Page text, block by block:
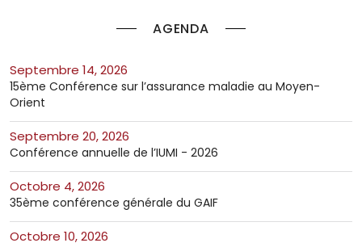
AGENDA
septembre 14, 2026
15ème Conférence sur l’assurance maladie au Moyen-
Orient
septembre 20, 2026
Conférence annuelle de l’IUMI - 2026
octobre 4, 2026
35ème conférence générale du GAIF
octobre 10, 2026